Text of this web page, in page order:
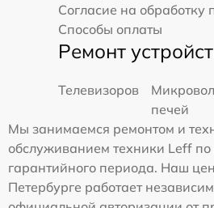
Согласие на
Способы оплаты
Ремонт
Телевизоров
печей
Мы занимаемся ремонтом и
обслуживанием техники Leff по
гарантийного периода. Наш
Петербурге работает